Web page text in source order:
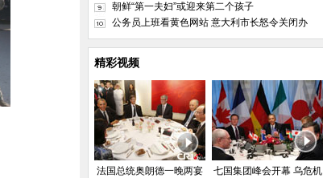
朝鲜“第一夫妇”或迎来第二个孩子
公务员上班看黄色网站 意大利市长怒令关闭办
精彩视频
法国总统奥朗德一晚两宴
七国集团峰会开幕 乌危机